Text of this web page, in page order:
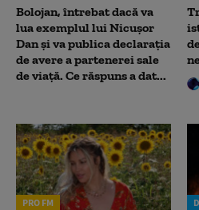
Bolojan, întrebat dacă va
lua exemplul lui Nicușor
Dan și va publica declarația
de avere a partenerei sale
de viață. Ce răspuns a dat...
PRO FM